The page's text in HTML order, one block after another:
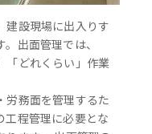
建設現場に出入りす
出面管理では、
「どれくらい」作業
労務面を管理するた
工程管理に必要とな